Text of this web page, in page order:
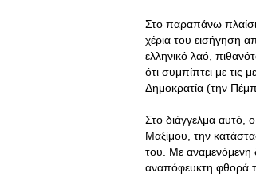
Στο παραπάνω
χέρια του εισήγηση
ελληνικό λαό,
ότι συμπίπτει με τις
Δημοκρατία (την
Στο διάγγελμα αυτό,
Μαξίμου, την
του. Με αναμενόμενη
αναπόφευκτη φθορά